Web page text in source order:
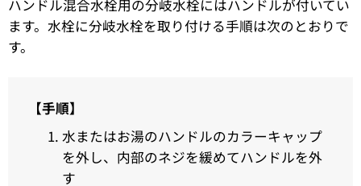
ハンドル混合水栓用の分岐水栓にはハンドルが付いてい
ます。水栓に分岐水栓を取り付ける手順は次のとおりで
す。
【手順】
水またはお湯のハンドルのカラーキャップ
を外し、内部のネジを緩めてハンドルを外
す